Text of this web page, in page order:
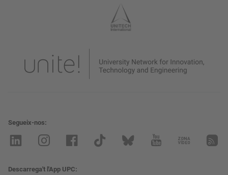
Segueix-nos
Descarrega't l'App UPC